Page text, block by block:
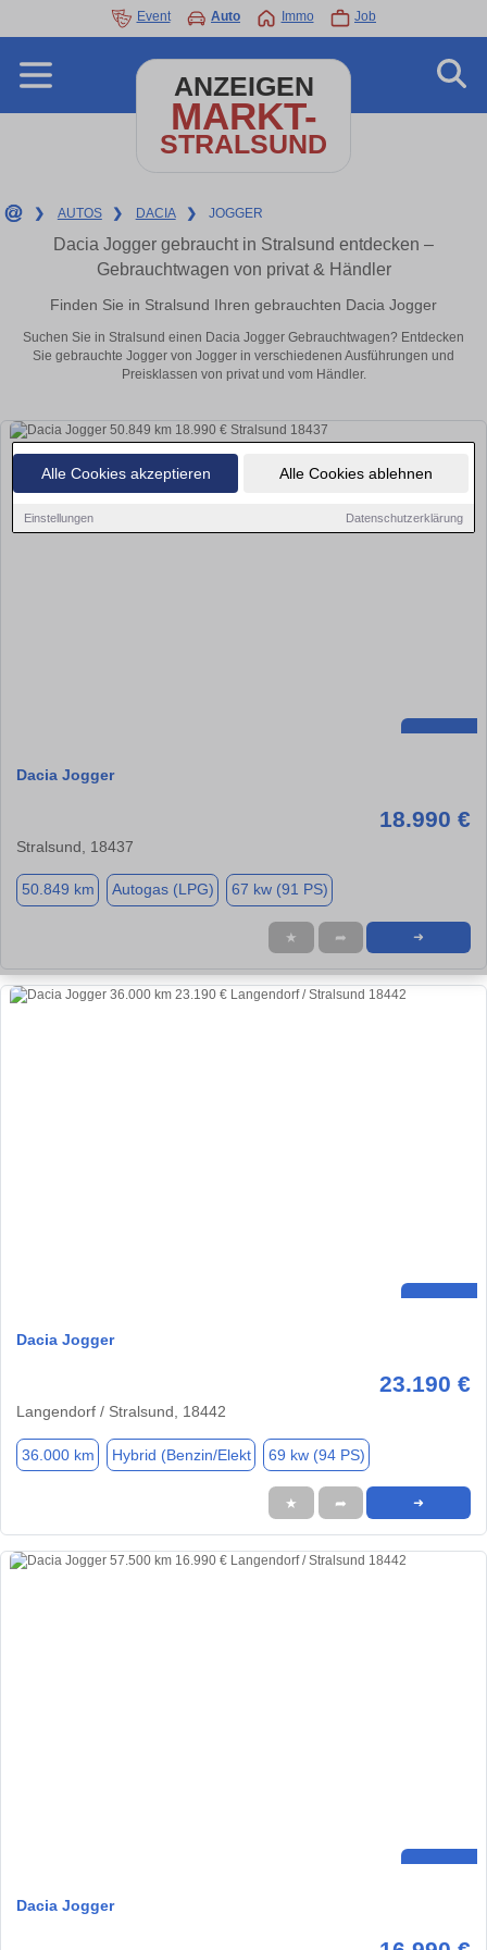
Alle Cookies akzeptieren Alle Cookies ablehnen
Einstellungen Datenschutzerklärung
Event Auto Immo Job
ANZEIGEN
MARKT-
STRALSUND
❯ AUTOS ❯ DACIA ❯ JOGGER
Dacia Jogger gebraucht in Stralsund entdecken –
Gebrauchtwagen von privat & Händler
Finden Sie in Stralsund Ihren gebrauchten Dacia Jogger
Suchen Sie in Stralsund einen Dacia Jogger Gebrauchtwagen? Entdecken
Sie gebrauchte Jogger von Jogger in verschiedenen Ausführungen und
Preisklassen von privat und vom Händler.
Dacia Jogger
18.990 €
Stralsund, 18437
50.849 km Autogas (LPG) 67 kw (91 PS)
★ ➦ ➜
Dacia Jogger
23.190 €
Langendorf / Stralsund, 18442
36.000 km Hybrid (Benzin/Elekt 69 kw (94 PS)
★ ➦ ➜
Dacia Jogger